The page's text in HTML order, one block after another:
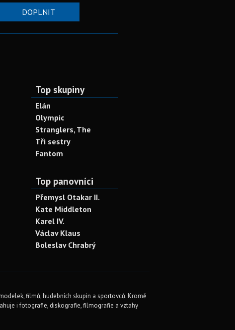
DOPLNIT
Top skupiny
Elán
Olympic
Stranglers, The
Tři sestry
Fantom
Top panovníci
Přemysl Otakar II.
Kate Middleton
Karel IV.
Václav Klaus
Boleslav Chrabrý
filmů, hudebních skupin a sportovců. Kromě
i fotografie, diskografie, filmografie a vztahy